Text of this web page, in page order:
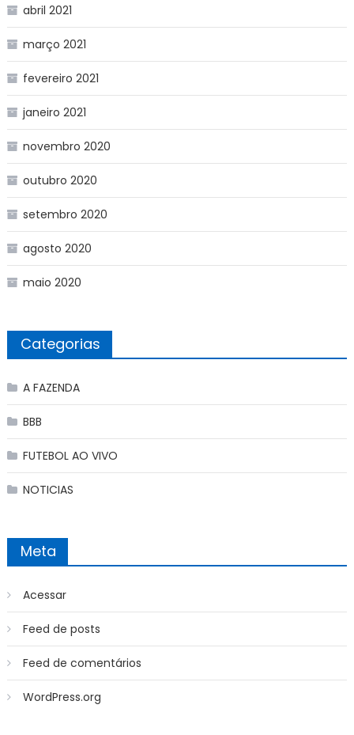
abril 2021
março 2021
fevereiro 2021
janeiro 2021
novembro 2020
outubro 2020
setembro 2020
agosto 2020
maio 2020
Categorias
A FAZENDA
BBB
FUTEBOL AO VIVO
NOTICIAS
Meta
Acessar
Feed de posts
Feed de comentários
WordPress.org